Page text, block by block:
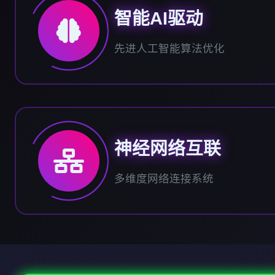
智能AI驱动
先进人工智能算法优化
神经网络互联
多维度网络连接系统